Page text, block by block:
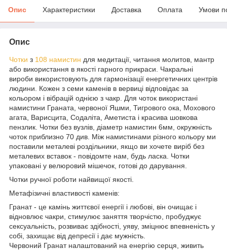
Опис Характеристики Доставка Оплата Умови
Опис
Чотки з 108 намистин для медитації, читання молитов, мантр
або використання в якості гарного прикраси. Чакральні
вироби використовують для гармонізації енергетичних центрів
людини. Кожен з семи каменів в вервиці відповідає за
кольором і вібрацій однією з чакр. Для чоток використані
намистини Граната, червоної Яшми, Тигрового ока, Мохового
агата, Варисцита, Содаліта, Аметиста і красива шовкова
пензлик. Чотки без вузлів, діаметр намистин 6мм, окружність
чоток приблизно 70 див. Між намистинами різного кольору ми
поставили металеві роздільники, якщо ви хочете виріб без
металевих вставок - повідомте нам, будь ласка. Чотки
упаковані у велюровий мішечок, готові до дарування.
Чотки ручної роботи найвищої якості.
Метафізичні властивості каменів:
Гранат - це камінь життєвої енергії і любові, він очищає і
відновлює чакри, стимулює заняття творчістю, пробуджує
сексуальність, розвиває здібності, уяву, зміцнює впевненість у
собі, захищає від депресії і дає мужність.
Червоний Гранат налаштований на енергію серця, живить